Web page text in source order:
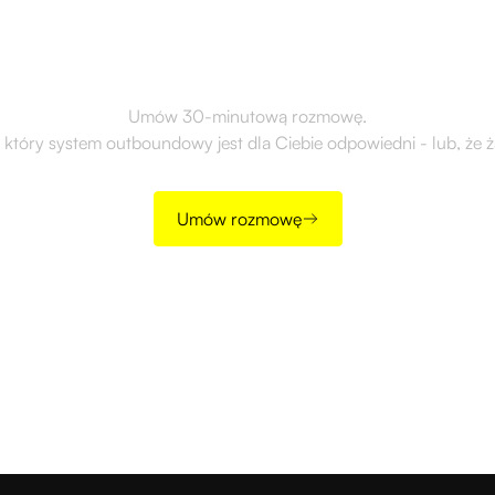
Umów 30-minutową rozmowę.
który system outboundowy jest dla Ciebie odpowiedni - lub, że
Umów rozmowę